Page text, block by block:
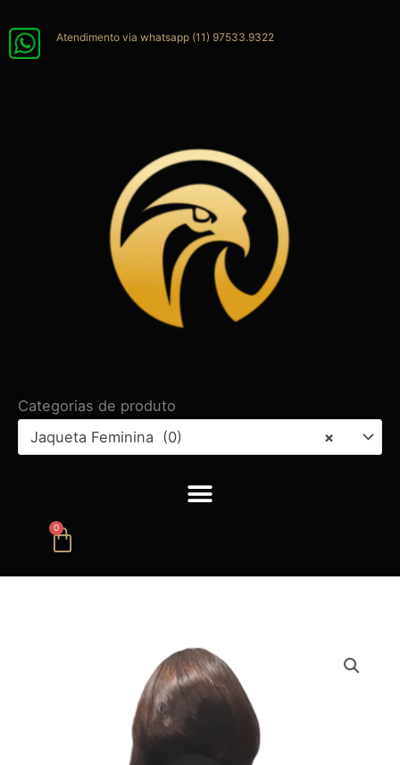
para
Atendimento via whatsapp (11) 97533.9322
Categorias de produto
×
Jaqueta Feminina (0)
0
Carrinho